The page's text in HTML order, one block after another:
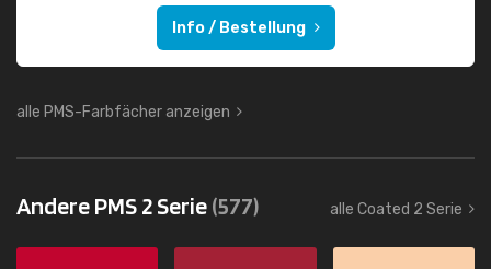
Info / Bestellung
alle PMS-Farbfächer anzeigen
Andere PMS 2 Serie(577) alle Coated 2 Serie